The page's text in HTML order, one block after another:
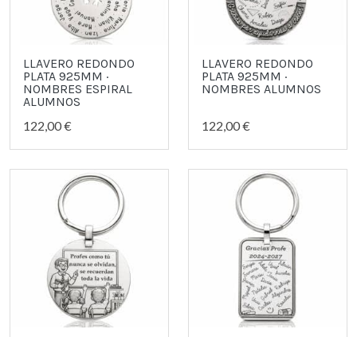
LLAVERO REDONDO
PLATA 925MM ·
NOMBRES ESPIRAL
ALUMNOS
122,00 €
LLAVERO REDONDO
PLATA 925MM ·
NOMBRES ALUMNOS
122,00 €